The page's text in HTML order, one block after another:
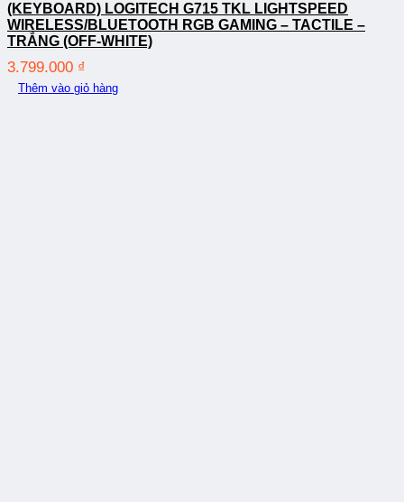
(KEYBOARD) LOGITECH G715 TKL LIGHTSPEED
WIRELESS/BLUETOOTH RGB GAMING – TACTILE –
TRẮNG (OFF-WHITE)
3.799.000 ₫
Thêm vào giỏ hàng